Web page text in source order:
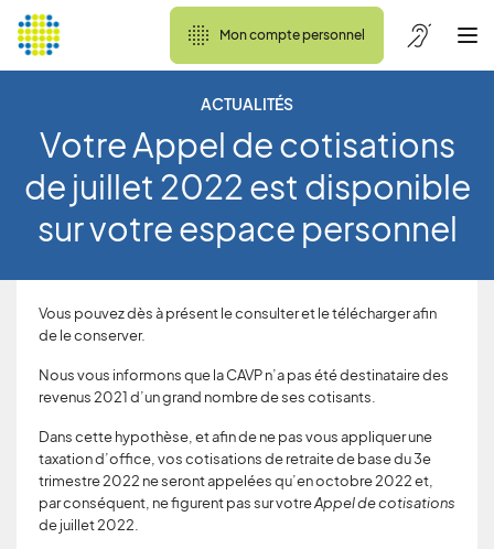
Mon compte personnel
ACTUALITÉS
Votre Appel de cotisations
de juillet 2022 est disponible
sur votre espace personnel
Vous pouvez dès à présent le consulter et le télécharger afin
de le conserver.
Nous vous informons que la CAVP n’a pas été destinataire des
revenus 2021 d’un grand nombre de ses cotisants.
Dans cette hypothèse, et afin de ne pas vous appliquer une
taxation d’office, vos cotisations de retraite de base du 3e
trimestre 2022 ne seront appelées qu’en octobre 2022 et,
par conséquent, ne figurent pas sur votreAppel de cotisations
de juillet 2022.